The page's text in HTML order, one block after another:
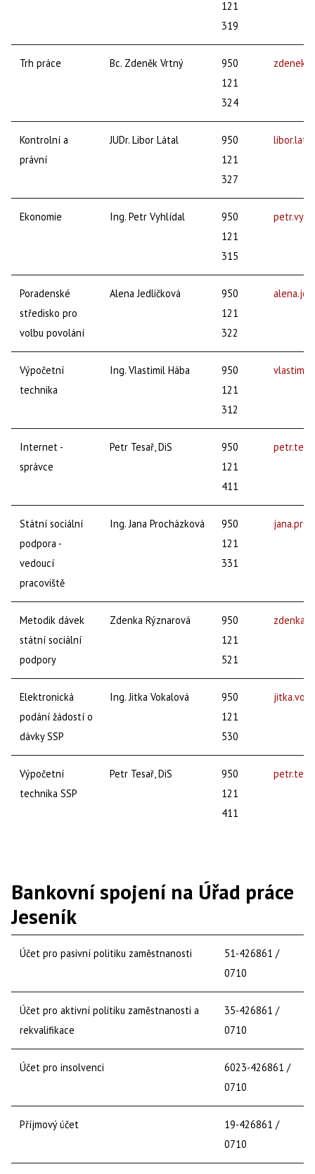
121
319
Trh práce Bc. Zdeněk Vrtný
950
121
324
Kontrolní a
právní
JUDr. Libor Látal
950
121
327
Ekonomie Ing. Petr Vyhlídal
950
121
315
Poradenské
středisko pro
volbu povolání
Alena Jedličková
950
121
322
Výpočetní
technika
Ing. Vlastimil Hába
950
121
312
Internet -
správce
Petr Tesař, DiS
950
121
411
Státní sociální
podpora -
vedoucí
pracoviště
Ing. Jana Procházková
950
121
331
Metodik dávek
státní sociální
podpory
Zdenka Rýznarová
950
121
521
Elektronická
podání žádostí o
dávky SSP
Ing. Jitka Vokalová
950
121
530
Výpočetní
technika SSP
Petr Tesař, DiS
950
121
411
Bankovní spojení na Úřad práce
Jeseník
Účet pro pasivní politiku zaměstnanosti
51-426861 /
0710
Účet pro aktivní politiku zaměstnanosti a
rekvalifikace
35-426861 /
0710
Účet pro insolvenci
6023-426861 /
0710
Příjmový účet
19-426861 /
0710